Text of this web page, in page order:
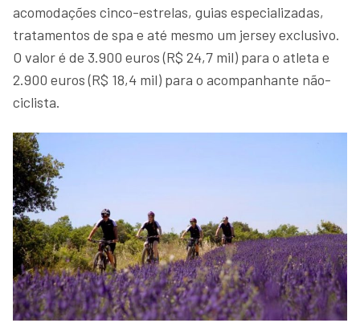
acomodações cinco-estrelas, guias especializadas,
tratamentos de spa e até mesmo um jersey exclusivo.
O valor é de 3.900 euros (R$ 24,7 mil) para o atleta e
2.900 euros (R$ 18,4 mil) para o acompanhante não-
ciclista.